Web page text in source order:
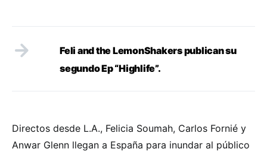
Feli and the LemonShakers publican su
segundo Ep “Highlife”.
Directos desde L.A., Felicia Soumah, Carlos Fornié y
Anwar Glenn llegan a España para inundar al público